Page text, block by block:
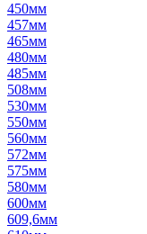
450мм
457мм
465мм
480мм
485мм
508мм
530мм
550мм
560мм
572мм
575мм
580мм
600мм
609,6мм